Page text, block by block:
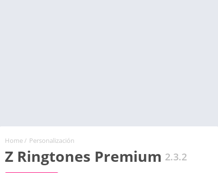
Home/ Personalización
Z Ringtones Premium 2.3.2